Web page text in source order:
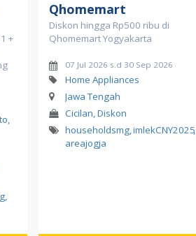
+
,
Qhomemart
Diskon hingga Rp500 ribu di
Qhomemart Yogyakarta
07 Jul 2026 s.d 30 Sep 2026
Home Appliances
Jawa Tengah
Cicilan, Diskon
householdsmg,imlekCNY2025,
areajogja